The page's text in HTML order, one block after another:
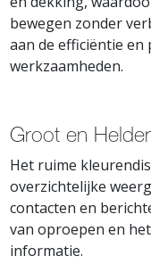
bewegen zonder
aan de efficiëntie
werkzaamheden.
Groot en
Het ruime
overzichtelijke
contacten en
van oproepen en
informatie.